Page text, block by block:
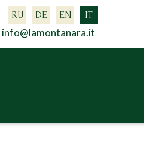
IT
EN
DE
RU
info@lamontanara.it